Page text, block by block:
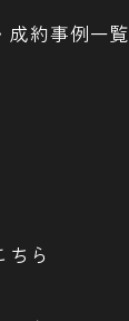
成約事例一覧
ちら